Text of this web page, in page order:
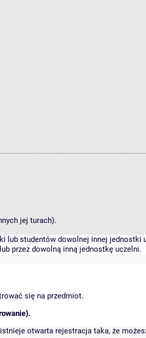
jej turach).
lub studentów dowolnej innej jednostki
przez dowolną inną jednostkę uczelni.
się na przedmiot.
otwarta rejestracja taka, że